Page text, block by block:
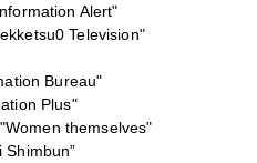
Alert"
Television"
Bureau"
Plus"
themselves"
Shimbun”